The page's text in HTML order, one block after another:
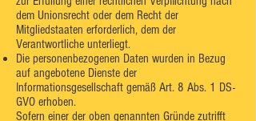
dem Unionsrecht oder dem Recht der
Mitgliedstaaten erforderlich, dem der
Verantwortliche unterliegt.
Die personenbezogenen Daten wurden in Bezug
auf angebotene Dienste der
Informationsgesellschaft gemäß Art. 8 Abs. 1 DS-
GVO erhoben.
Sofern einer der oben genannten Gründe zutrifft